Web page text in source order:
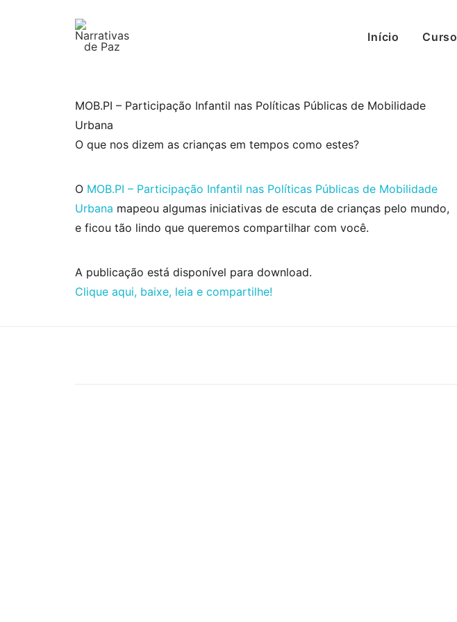
Início Curso
MOB.PI – Participação Infantil nas Políticas Públicas de Mobilidade
Urbana
O que nos dizem as crianças em tempos como estes?
O MOB.PI – Participação Infantil nas Políticas Públicas de Mobilidade
Urbana mapeou algumas iniciativas de escuta de crianças pelo mundo,
e ficou tão lindo que queremos compartilhar com você.
A publicação está disponível para download.
Clique aqui, baixe, leia e compartilhe!